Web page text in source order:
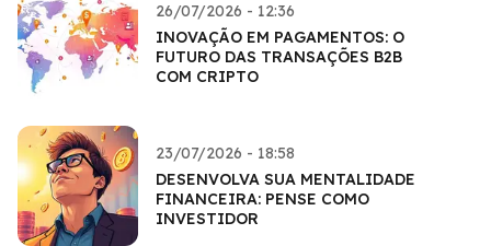
26/07/2026 - 12:36
INOVAÇÃO EM PAGAMENTOS: O
FUTURO DAS TRANSAÇÕES B2B
COM CRIPTO
23/07/2026 - 18:58
DESENVOLVA SUA MENTALIDADE
FINANCEIRA: PENSE COMO
INVESTIDOR